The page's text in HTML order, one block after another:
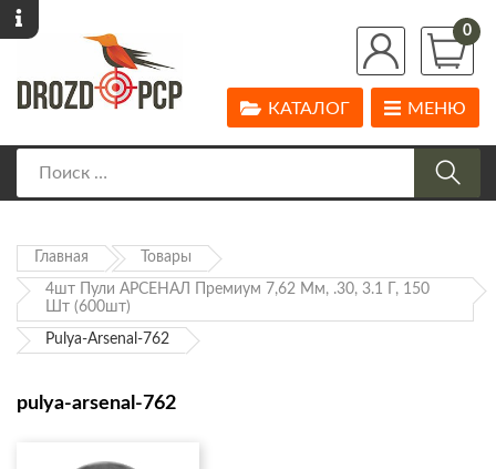
0
МЕНЮ
КАТАЛОГ
Главная Товары
4шт Пули АРСЕНАЛ Премиум 7,62 Мм, .30, 3.1 Г, 150
Шт (600шт)
Pulya-Arsenal-762
pulya-arsenal-762